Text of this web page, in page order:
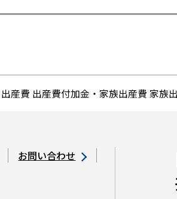
出産費 出産費付加金・家族出産費 家族
お問い合わせ